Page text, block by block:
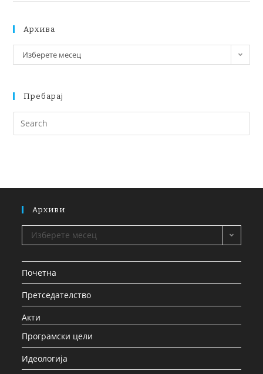
Архива
Изберете месец
Пребарај
Архиви
Изберете месец
Почетна
Претседателство
Акти
Програмски цели
Идеологија